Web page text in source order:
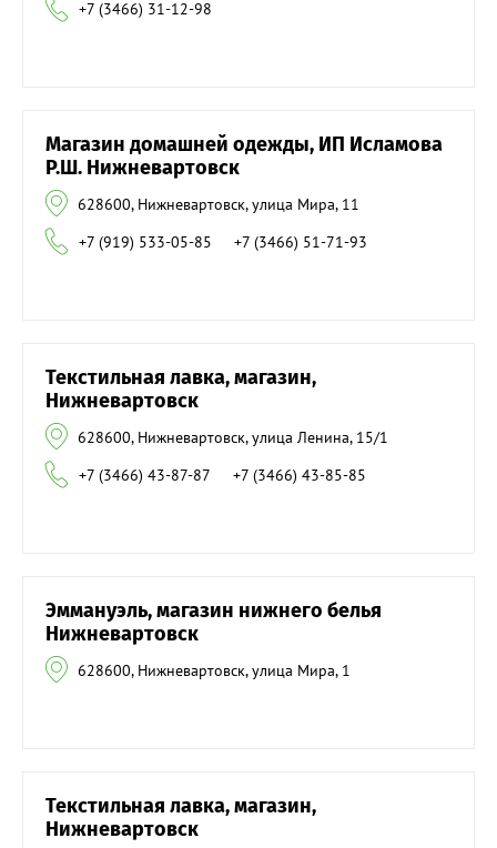
+7 (3466) 31-12-98
Магазин домашней одежды, ИП Исламова
Р.Ш. Нижневартовск
628600, Нижневартовск, улица Мира, 11
+7 (919) 533-05-85
+7 (3466) 51-71-93
Текстильная лавка, магазин,
Нижневартовск
628600, Нижневартовск, улица Ленина, 15/1
+7 (3466) 43-87-87
+7 (3466) 43-85-85
Эммануэль, магазин нижнего белья
Нижневартовск
628600, Нижневартовск, улица Мира, 1
Текстильная лавка, магазин,
Нижневартовск